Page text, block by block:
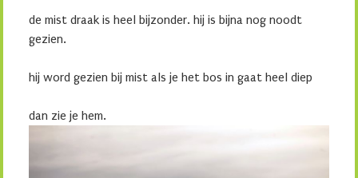
de mist draak is heel bijzonder. hij is bijna nog noodt
gezien.
hij word gezien bij mist als je het bos in gaat heel diep
dan zie je hem.